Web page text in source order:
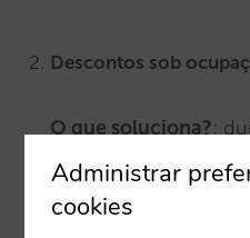
Descontos sob
O que soluciona?:
Channel Manager.
Administrar
cookies